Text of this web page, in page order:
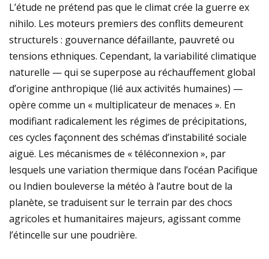
L’étude ne prétend pas que le climat crée la guerre ex
nihilo. Les moteurs premiers des conflits demeurent
structurels : gouvernance défaillante, pauvreté ou
tensions ethniques. Cependant, la variabilité climatique
naturelle — qui se superpose au réchauffement global
d’origine anthropique (lié aux activités humaines) —
opère comme un « multiplicateur de menaces ». En
modifiant radicalement les régimes de précipitations,
ces cycles façonnent des schémas d’instabilité sociale
aiguë. Les mécanismes de « téléconnexion », par
lesquels une variation thermique dans l’océan Pacifique
ou Indien bouleverse la météo à l’autre bout de la
planète, se traduisent sur le terrain par des chocs
agricoles et humanitaires majeurs, agissant comme
l’étincelle sur une poudrière.